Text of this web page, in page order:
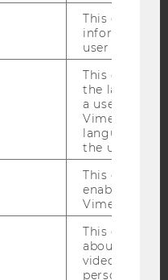
Blog
Bluesky
POLICY
SOCIAL MEDIA
This cookie
information
user has
This cookie
the
a user. This
Vimeo
language
the user.
This cookie
enable the
Vimeo video
This cookie
about the
video
personal